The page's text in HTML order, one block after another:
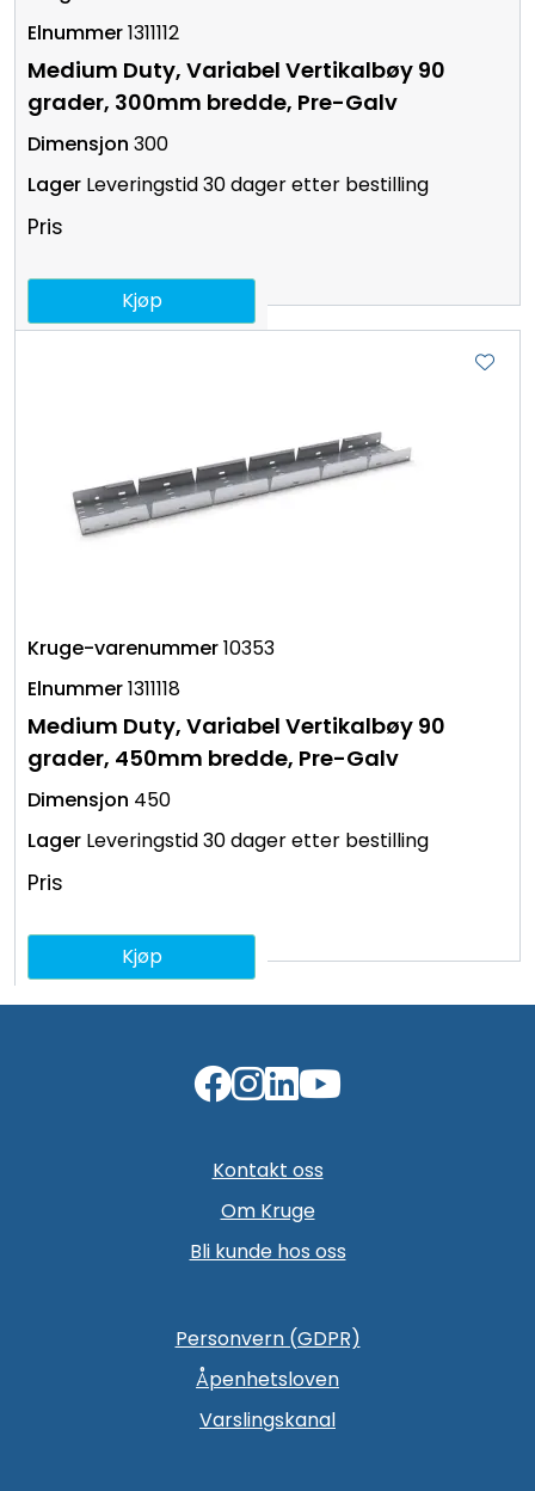
1311112
Medium Duty, Variabel Vertikalbøy 90
grader, 300mm bredde, Pre-Galv
300
Leveringstid 30 dager etter bestilling
Pris
Kjøp
10353
1311118
Medium Duty, Variabel Vertikalbøy 90
grader, 450mm bredde, Pre-Galv
450
Leveringstid 30 dager etter bestilling
Pris
Kjøp
Kontakt oss
Om Kruge
Bli kunde hos oss
Personvern (GDPR)
Åpenhetsloven
Varslingskanal